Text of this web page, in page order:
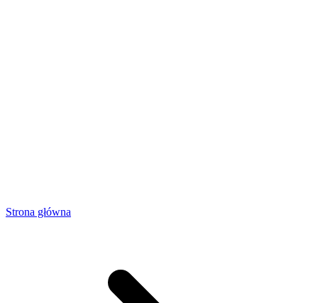
Strona główna